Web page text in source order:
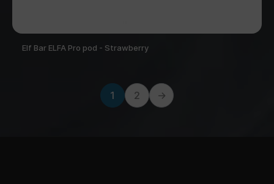
Elf Bar ELFA Pro pod - Strawberry
1 2 →